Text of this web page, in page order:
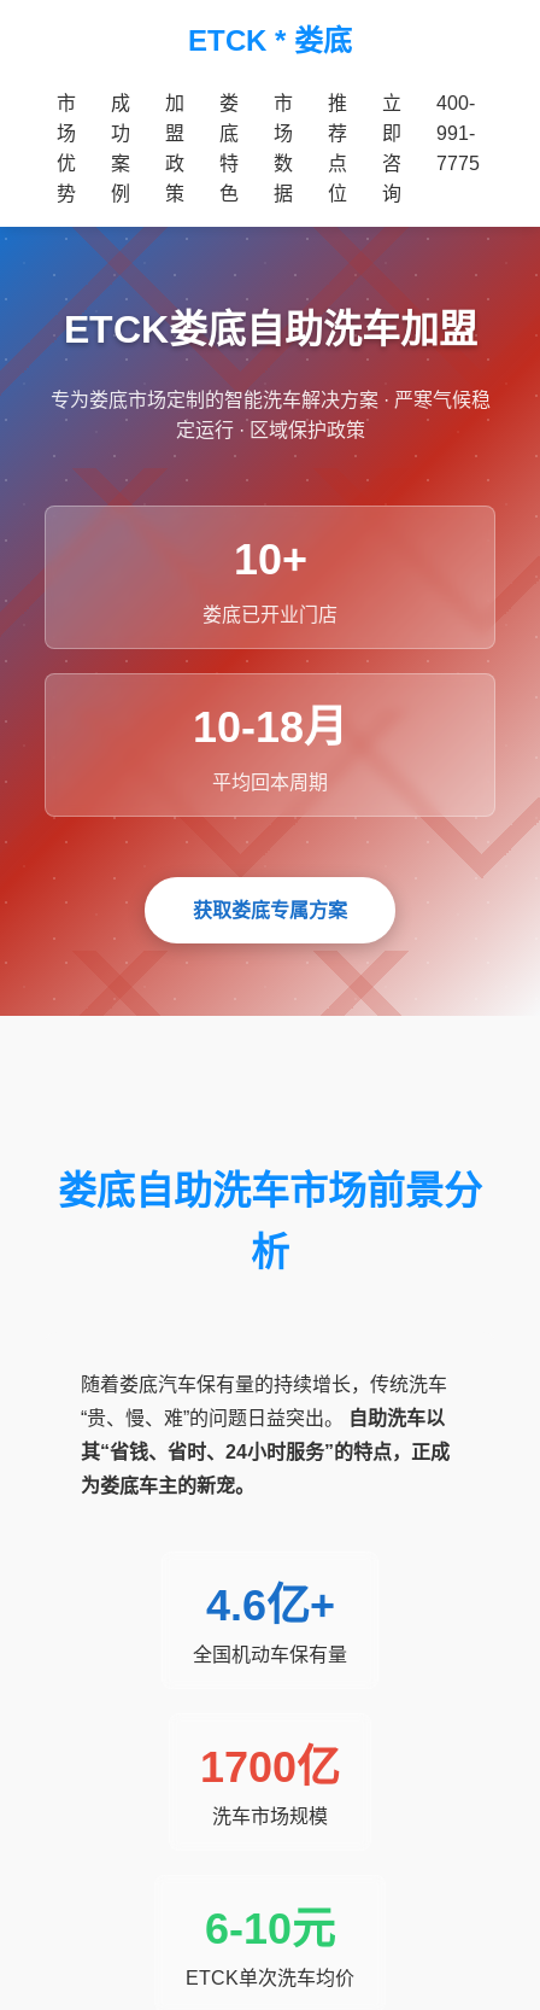
ETCK * 娄底
市
场
优
势
成
功
案
例
加
盟
政
策
娄
底
特
色
市
场
数
据
推
荐
点
位
立
即
咨
询
400-
991-
7775
ETCK娄底自助洗车加盟
专为娄底市场定制的智能洗车解决方案 · 严寒气候稳
定运行 · 区域保护政策
10+
娄底已开业门店
10-18月
平均回本周期
获取娄底专属方案
娄底自助洗车市场前景分
析
随着娄底汽车保有量的持续增长，传统洗车
“贵、慢、难”的问题日益突出。
自助洗车以
其“省钱、省时、24小时服务”的特点，正成
为娄底车主的新宠。
4.6亿+
全国机动车保有量
1700亿
洗车市场规模
6-10元
ETCK单次洗车均价